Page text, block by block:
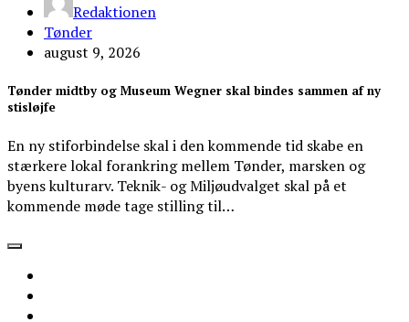
Redaktionen
Tønder
august 9, 2026
Tønder midtby og Museum Wegner skal bindes sammen af ny
stisløjfe
En ny stiforbindelse skal i den kommende tid skabe en
stærkere lokal forankring mellem Tønder, marsken og
byens kulturarv. Teknik- og Miljøudvalget skal på et
kommende møde tage stilling til…